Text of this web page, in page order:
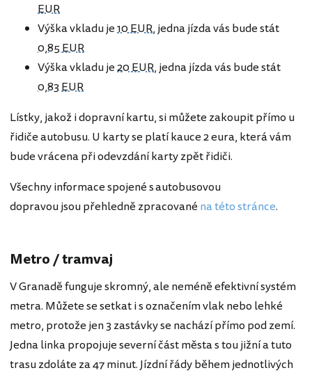
EUR
Výška vkladu je10 EUR, jedna jízda vás bude stát
0,85 EUR
Výška vkladu je20 EUR, jedna jízda vás bude stát
0,83 EUR
Lístky, jakož i dopravní kartu, si můžete zakoupit přímo u
řidiče autobusu. U karty se platí kauce 2 eura, která vám
bude vrácena při odevzdání karty zpět řidiči.
Všechny informace spojené s autobusovou
dopravou jsou přehledně zpracované na této stránce.
Metro / tramvaj
V Granadě funguje skromný, ale neméně efektivní systém
metra. Můžete se setkat i s označením vlak nebo lehké
metro, protože jen 3 zastávky se nachází přímo pod zemí.
Jedna linka propojuje severní část města s tou jižní a tuto
trasu zdoláte za 47 minut. Jízdní řády během jednotlivých